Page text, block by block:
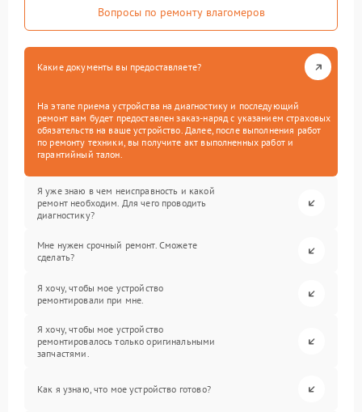
Вопросы по ремонту влагомеров
Какие документы вы предоставляете?
На этапе приема устройства на диагностику и последующий
ремонт вам будет предоставлен заказ-наряд с указанием страховых
обязательств на ваше устройство. Далее, после выполнения работ
по ремонту техники, вы получите акт выполненных работ и
гарантийный талон.
Я уже знаю в чем неисправность и какой
ремонт необходим. Для чего проводить
диагностику?
Мне нужен срочный ремонт. Сможете
сделать?
Я хочу, чтобы мое устройство
ремонтировали при мне.
Я хочу, чтобы мое устройство
ремонтировалось только оригинальными
запчастями.
Как я узнаю, что мое устройство готово?